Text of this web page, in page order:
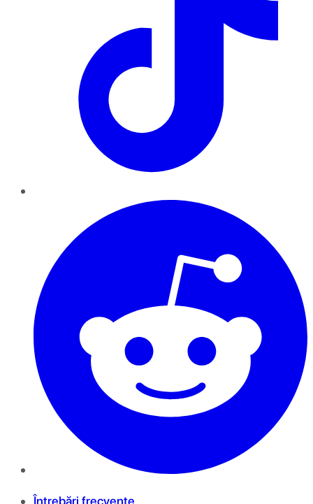
Întrebări frecvente